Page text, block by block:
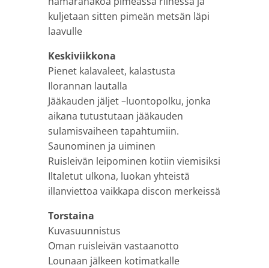
kuljetaan sitten pimeän metsän läpi
laavulle
Keskiviikkona
Pienet kalavaleet, kalastusta
Ilorannan lautalla
Jääkauden jäljet –luontopolku, jonka
aikana tutustutaan jääkauden
sulamisvaiheen tapahtumiin.
Saunominen ja uiminen
Ruisleivän leipominen kotiin viemisiksi
Iltaletut ulkona, luokan yhteistä
illanviettoa vaikkapa discon merkeissä
Torstaina
Kuvasuunnistus
Oman ruisleivän vastaanotto
Lounaan jälkeen kotimatkalle